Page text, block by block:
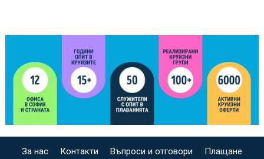
За нас Контакти Въпроси и отговори Плащане